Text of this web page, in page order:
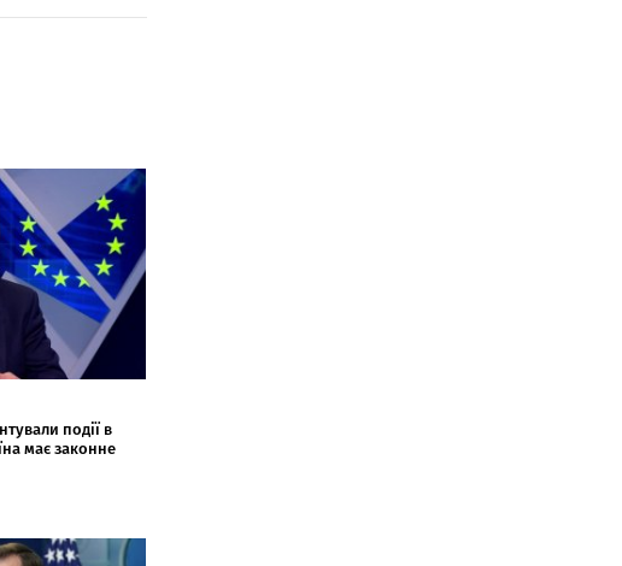
події в
має законне